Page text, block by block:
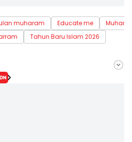
muharam Educate me
Tahun Baru Islam 2026